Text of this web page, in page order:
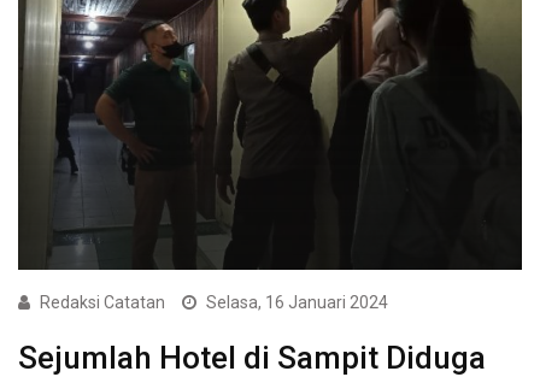
Redaksi Catatan Selasa, 16 Januari 2024
Sejumlah Hotel di Sampit Diduga